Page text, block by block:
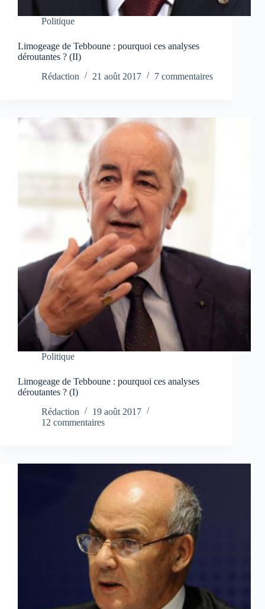
Politique
Limogeage de Tebboune : pourquoi ces analyses
déroutantes ? (II)
Rédaction
21 août 2017 7 commentaires
Politique
Limogeage de Tebboune : pourquoi ces analyses
déroutantes ? (I)
Rédaction
19 août 2017
12 commentaires